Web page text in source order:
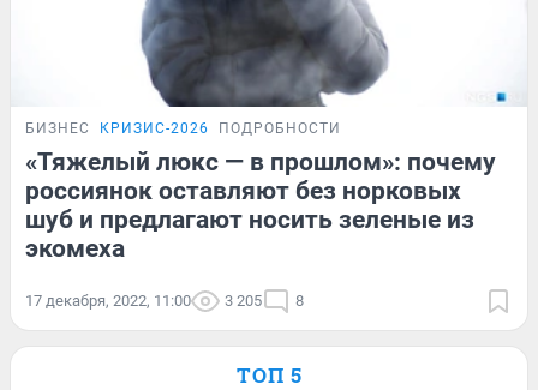
БИЗНЕС КРИЗИС-2026 ПОДРОБНОСТИ
«Тяжелый люкс — в прошлом»: почему
россиянок оставляют без норковых
шуб и предлагают носить зеленые из
экомеха
17 декабря, 2022, 11:00 3 205 8
ТОП 5